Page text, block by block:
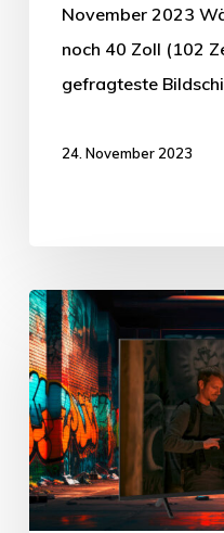
November 2023
noch 40 Zoll (102
gefragteste
24. November 2023